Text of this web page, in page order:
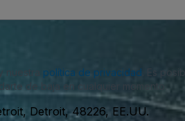
política de privacidad . Es
de baja en cualquier momento.
Detroit, 48226, EE.UU.